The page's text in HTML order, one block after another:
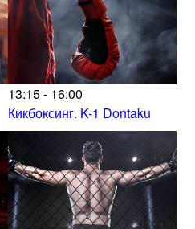
13:15 - 16:00
Кикбоксинг. K-1 Dontaku